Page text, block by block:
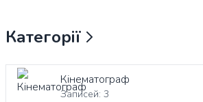
Категорії
Кінематограф
Записей: 3